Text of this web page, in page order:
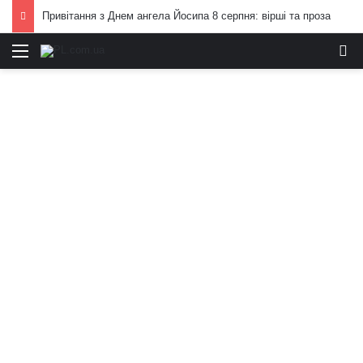
Привітання з Днем ангела Йосипа 8 серпня: вірші та проза
Меню